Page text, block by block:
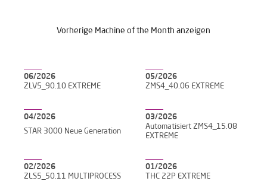
Vorherige Machine of the Month anzeigen
06/2026
ZLV5_90.10 EXTREME
05/2026
ZMS4_40.06 EXTREME
04/2026
STAR 3000 Neue Generation
03/2026
Automatisiert ZMS4_15.08
EXTREME
02/2026
ZLS5_50.11 MULTIPROCESS
01/2026
THC 22P EXTREME